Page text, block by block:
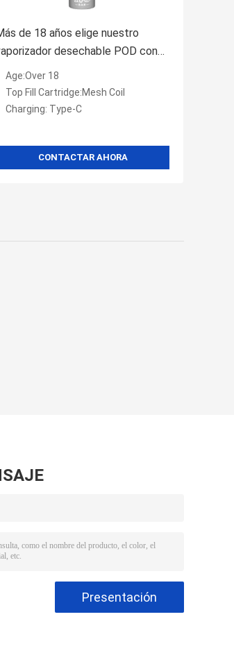
de 18 años elige nuestro
desechable POD con
carga tipo C y 2%/3% 5% de fuerza
Age:Over 18
Top Fill Cartridge:Mesh Coil
Charging: Type-C
CONTACTAR AHORA